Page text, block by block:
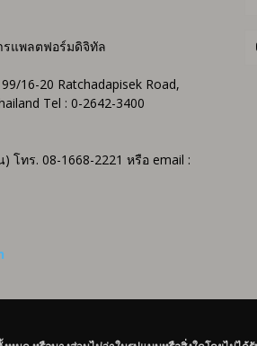
รแพลตฟอร์มดิจิทัล
16-20 Ratchadapisek Road,
Tel : 0-2642-3400
ทร. 08-1668-2221 หรือ email :